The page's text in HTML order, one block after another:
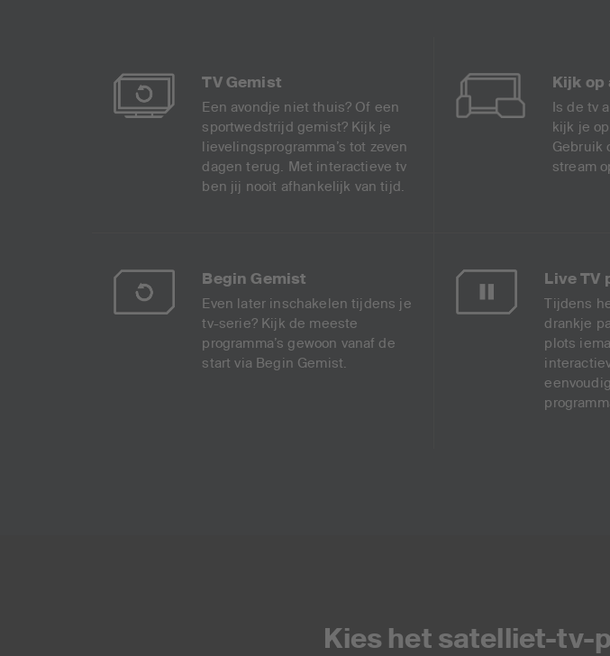
TV Gemist
Een avondje niet thuis? Of een
sportwedstrijd gemist? Kijk je
lievelingsprogramma’s tot zeven
dagen terug. Met interactieve tv
ben jij nooit afhankelijk van tijd.
Kijk op
Is de tv
kijk je
Gebruik
stream
Begin Gemist
Even later inschakelen tijdens je
tv-serie? Kijk de meeste
programma’s gewoon vanaf de
start via Begin Gemist.
Live TV
Tijdens
drankje
plots
Kies het satelliet-tv-